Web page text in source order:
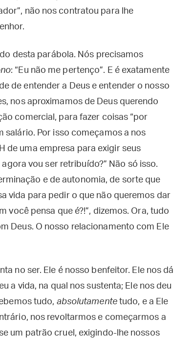
não nos contratou para lhe
desta parábola. Nós precisamos
: “Eu não me pertenço”. E é exatamente
de entender a Deus e entender o nosso
nos aproximamos de Deus querendo
comercial, para fazer coisas “por
salário. Por isso começamos a nos
de uma empresa para exigir seus
agora vou ser retribuído?” Não só isso.
e de autonomia, de sorte que
vida para pedir o que não queremos dar
você pensa que é?!”, dizemos. Ora, tudo
Deus. O nosso relacionamento com Ele
no ser. Ele é nosso benfeitor. Ele nos dá
a vida, na qual nos sustenta; Ele nos deu
tudo, absolutamentetudo, e a Ele
nos revoltarmos e começarmos a
um patrão cruel, exigindo-lhe nossos